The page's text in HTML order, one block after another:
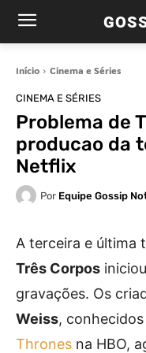
Início Cinema e Séries
CINEMA E SÉRIES
Problema de
producao da
Netflix
Por Equipe Gossip
A terceira e última
Três Corpos
gravações. Os
Weiss,
Thrones na HBO,